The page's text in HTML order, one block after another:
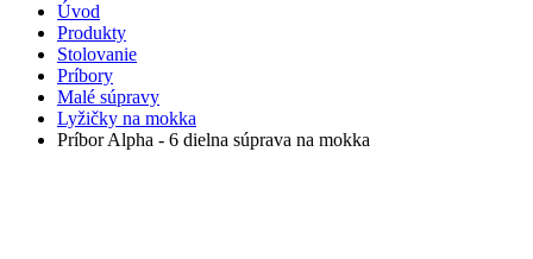
Úvod
Produkty
Stolovanie
Príbory
Malé súpravy
Lyžičky na mokka
Príbor Alpha - 6 dielna súprava na mokka